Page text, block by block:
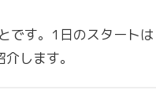
です。1日のスタートは
します。